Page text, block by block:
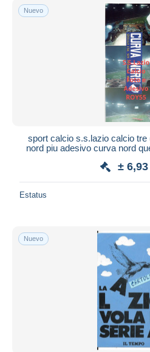
Nuevo
sport calcio s.s.lazio calcio tre
nord piu adesivo curva nord
±
Estatus
Nuevo